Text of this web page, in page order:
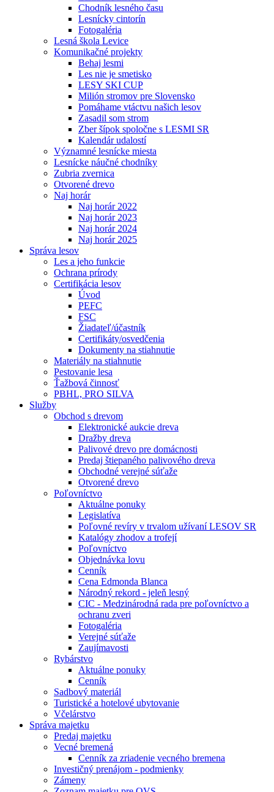
Chodník lesného času
Lesnícky cintorín
Fotogaléria
Lesná škola Levice
Komunikačné projekty
Behaj lesmi
Les nie je smetisko
LESY SKI CUP
Milión stromov pre Slovensko
Pomáhame vtáctvu našich lesov
Zasadil som strom
Zber šípok spoločne s LESMI SR
Kalendár udalostí
Významné lesnícke miesta
Lesnícke náučné chodníky
Zubria zvernica
Otvorené drevo
Naj horár
Naj horár 2022
Naj horár 2023
Naj horár 2024
Naj horár 2025
Správa lesov
Les a jeho funkcie
Ochrana prírody
Certifikácia lesov
Úvod
PEFC
FSC
Žiadateľ/účastník
Certifikáty/osvedčenia
Dokumenty na stiahnutie
Materiály na stiahnutie
Pestovanie lesa
Ťažbová činnosť
PBHL, PRO SILVA
Služby
Obchod s drevom
Elektronické aukcie dreva
Dražby dreva
Palivové drevo pre domácnosti
Predaj štiepaného palivového dreva
Obchodné verejné súťaže
Otvorené drevo
Poľovníctvo
Aktuálne ponuky
Legislatíva
Poľovné revíry v trvalom užívaní LESOV SR
Katalógy zhodov a trofejí
Poľovníctvo
Objednávka lovu
Cenník
Cena Edmonda Blanca
Národný rekord - jeleň lesný
CIC - Medzinárodná rada pre poľovníctvo a
ochranu zveri
Fotogaléria
Verejné súťaže
Zaujímavosti
Rybárstvo
Aktuálne ponuky
Cenník
Sadbový materiál
Turistické a hotelové ubytovanie
Včelárstvo
Správa majetku
Predaj majetku
Vecné bremená
Cenník za zriadenie vecného bremena
Investičný prenájom - podmienky
Zámeny